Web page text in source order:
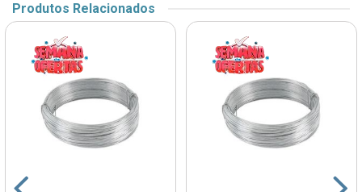
Produtos Relacionados